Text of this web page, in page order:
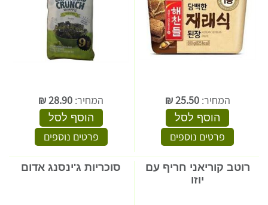
המחיר:25.50
₪
הוסף לסל
פרטים נוספים
המחיר: 28.90
₪
הוסף לסל
פרטים נוספים
רוטב קוריאני חריף עם
יוזו
סוכריות ג'ינסנג אדום